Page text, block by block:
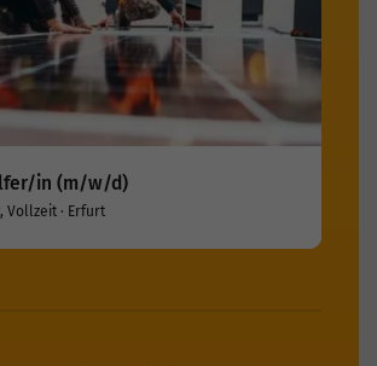
in (m/w/d)
Vollzeit · Erfurt